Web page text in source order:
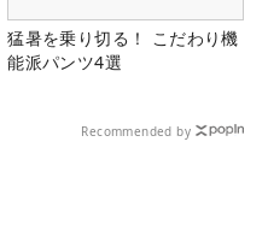
猛暑を乗り切る！ こだわり機
能派パンツ4選
Recommended by